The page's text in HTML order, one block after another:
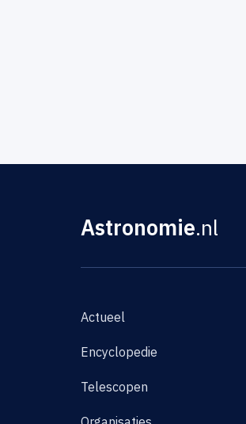
Astronomie.nl
Actueel
Encyclopedie
Telescopen